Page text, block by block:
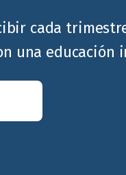
cada
una educación